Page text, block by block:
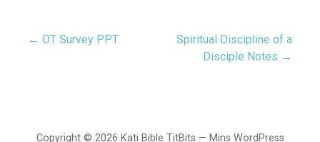
Post
← OT Survey PPT
Spiritual Discipline of a
Disciple Notes →
Copyright © 2026 Kati Bible TitBits — Mins WordPress